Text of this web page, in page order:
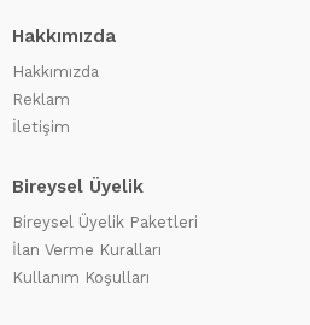
Hakkımızda
Hakkımızda
Reklam
İletişim
Bireysel Üyelik
Bireysel Üyelik Paketleri
İlan Verme Kuralları
Kullanım Koşulları